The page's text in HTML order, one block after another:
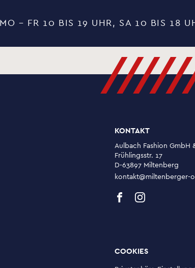
MO – FR 10 BIS 19 UHR, SA 10 BIS 18
KONTAKT
Aulbach Fashion GmbH
Frühlingsstr. 17
D-63897 Miltenberg
kontakt@miltenberger-
COOKIES